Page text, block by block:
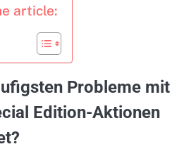
article:
Probleme mit
Edition-Aktionen